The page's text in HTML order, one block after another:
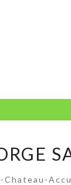
Chateau-